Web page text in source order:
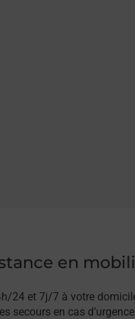
en
24 et 7j/7 à votre
secours en cas d’urgence